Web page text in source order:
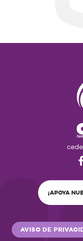
¡APOYA
AVISO DE